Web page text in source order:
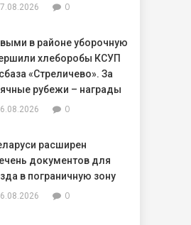
0
в районе уборочную
хлеборобы КСУП
«Стреличево». За
рубежи – награды
0
расширен
документов для
в пограничную зону
0